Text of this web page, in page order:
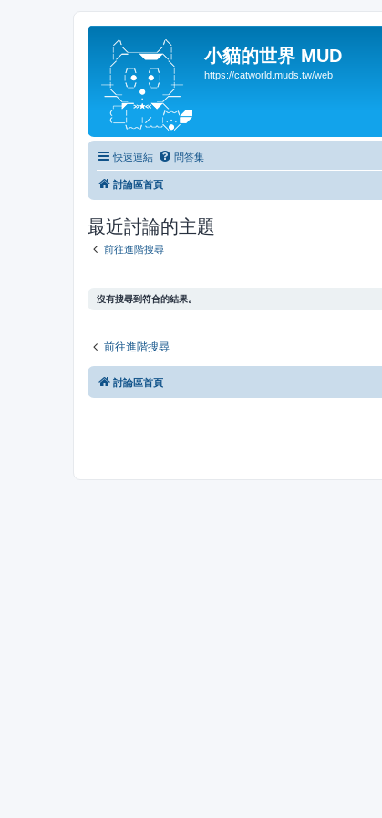
小貓的世界 MUD
https://catworld.muds.tw/web
快速連結 問答集
討論區首頁
最近討論的主題
前往進階搜尋
沒有搜尋到符合的結果。
前往進階搜尋
討論區首頁